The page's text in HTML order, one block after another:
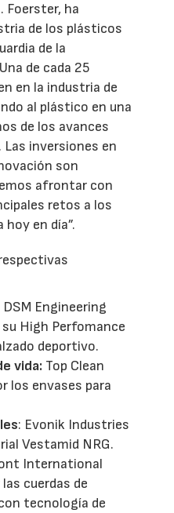
Foerster, ha
de los plásticos
de la
de cada 25
en la industria de
al plástico en una
de los avances
inversiones en
son
afrontar con
retos a los
en día”.
DSM Engineering
High Perfomance
deportivo.
vida: Top Clean
los envases para
: Evonik Industries
Vestamid NRG.
International
cuerdas de
tecnología de